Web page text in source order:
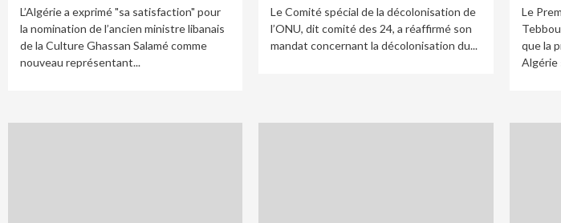
L’Algérie a exprimé "sa satisfaction" pour
la nomination de l’ancien ministre libanais
de la Culture Ghassan Salamé comme
nouveau représentant...
Le Comité spécial de la décolonisation de
l’ONU, dit comité des 24, a réaffirmé son
mandat concernant la décolonisation du...
Le
que la
Algérie